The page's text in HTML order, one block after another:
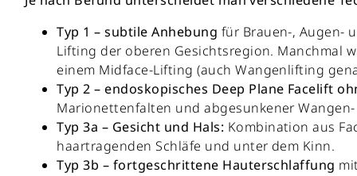
Typ 1 – subtile Anhebung für Brauen-, Augen-
Lifting der oberen Gesichtsregion. Manchmal
einem Midface-Lifting (auch Wangenlifting
Typ 2 – endoskopisches Deep Plane Facelift
Marionettenfalten und abgesunkener
Typ 3a – Gesicht und Hals: Kombination aus
haartragenden Schläfe und unter dem Kinn.
Typ 3b – fortgeschrittene Hauterschlaffung